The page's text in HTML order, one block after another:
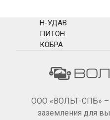
Н-УДАВ
ПИТОН
КОБРА
ООО «ВОЛЬТ-СПБ» –
заземления для